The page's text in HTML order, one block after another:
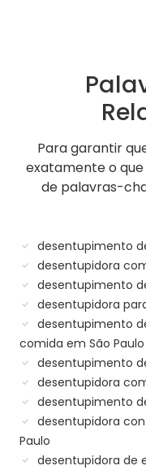
Para garantir
exatamente o
de palavras-
desentupimento
desentupidora
desentupimento
desentupidora
desentupimento
comida em São Paulo
desentupimento
desentupidora
desentupimento
desentupidora
Paulo
desentupidora de